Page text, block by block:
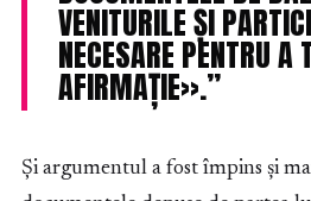
VENITURILE ȘI
NECESARE PENTRU
AFIRMAȚIE».”
Și argumentul a fost împins și